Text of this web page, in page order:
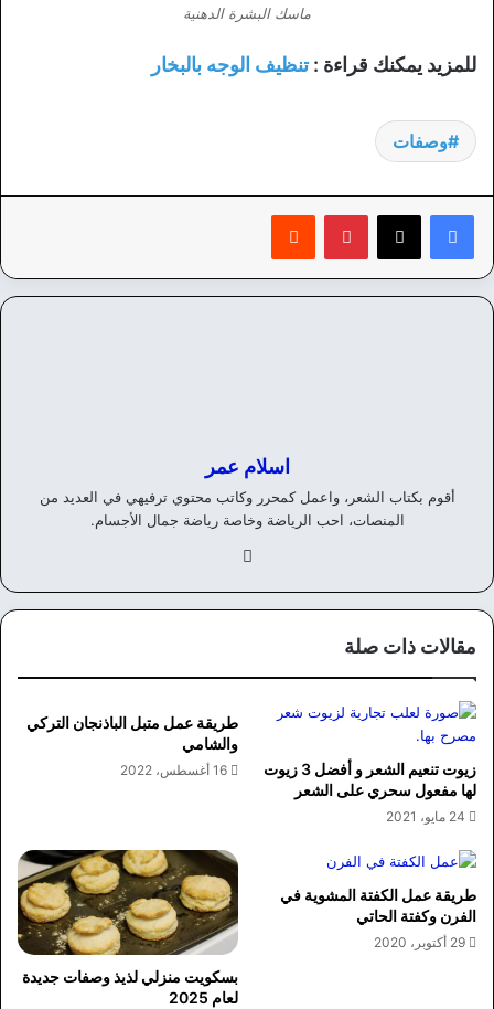
ماسك البشرة الدهنية
للمزيد يمكنك قراءة :تنظيف الوجه بالبخار
وصفات
بينتيريست
اسلام عمر
أقوم بكتاب الشعر، واعمل كمحرر وكاتب محتوي ترفيهي في العديد من
المنصات، احب الرياضة وخاصة رياضة جمال الأجسام.
وك
مقالات ذات صلة
زيوت تنعيم الشعر و أفضل 3 زيوت
لها مفعول سحري على الشعر
24 مايو، 2021
طريقة عمل متبل الباذنجان التركي
والشامي
16 أغسطس، 2022
طريقة عمل الكفتة المشوية في
الفرن وكفتة الحاتي
29 أكتوبر، 2020
بسكويت منزلي لذيذ وصفات جديدة
لعام 2025